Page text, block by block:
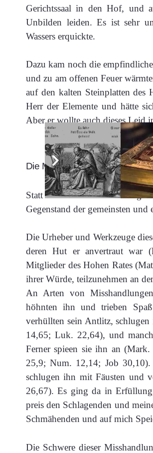
Gerichtssaal in den Hof, und
Unbilden leiden. Es ist sehr
Wassers erquickte.
Dazu kam noch die
und zu am offenen Feuer
auf den kalten Steinplatten
Herr der Elemente und hätte
Aber er wollte auch dieses Leid
Die Misshandlungen durch die
Statt dem armen Heiland einige
Gegenstand der gemeinsten
Die Urheber und Werkzeuge
deren Hut er anvertraut war
Mitglieder des Hohen Rates
ihrer Würde, teilzunehmen an
An Arten von
höhnten ihn und trieben
verhüllten sein Antlitz,
14,65; Luk. 22,64), und
Ferner spieen sie ihn an
25,9; Num. 12,14; Job 30,10).
schlugen ihn mit Fäusten und
26,67). Es ging da in
preis den Schlagenden und
Schmähenden und auf mich
Die Schwere dieser